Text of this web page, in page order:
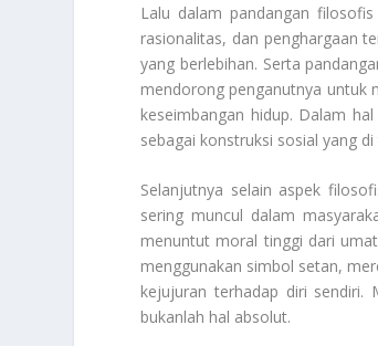
Lalu dalam pandangan
rasionalitas, dan penghargaan
yang berlebihan. Serta
mendorong penganutnya untuk
keseimbangan hidup. Dalam
sebagai konstruksi sosial yang
Selanjutnya selain aspek
sering muncul dalam
menuntut moral tinggi dari
menggunakan simbol setan,
kejujuran terhadap diri sendiri.
bukanlah hal absolut.